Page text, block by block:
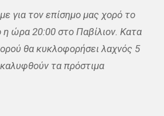
για τον επίσημο μας χορό το
ώρα 20:00 στο Παβίλιον. Κατα
θα κυκλοφορήσει λαχνός 5
τα πρόστιμα